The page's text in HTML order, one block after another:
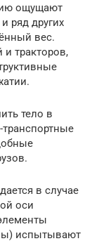
ощущают
ряд других
вес.
тракторов,
тело в
в случае
оси
испытывают